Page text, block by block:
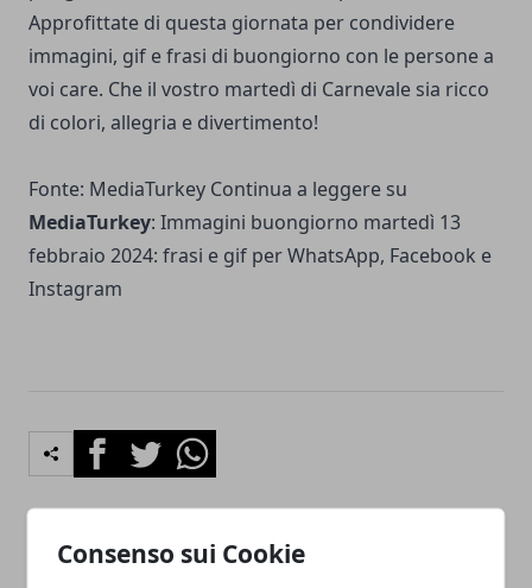
Consenso sui Cookie
Approfittate di questa giornata per condividere
immagini, gif e frasi di buongiorno con le persone a
voi care. Che il vostro martedì di Carnevale sia ricco
di colori, allegria e divertimento!
Fonte: MediaTurkey Continua a leggere su
MediaTurkey: Immagini buongiorno martedì 13
febbraio 2024: frasi e gif per WhatsApp, Facebook e
Instagram
FacebookTwitterWhatsapp